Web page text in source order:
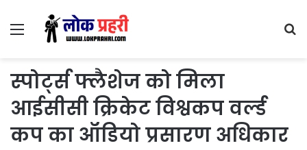
Menu
स्पोर्ट्स फ्लैशेज को मिला
आईसीसी क्रिकेट विश्वकप वर्ल्ड
कप का ऑडियो प्रसारण अधिकार